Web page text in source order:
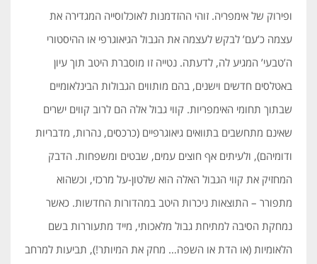
ופירוק של אימפריה. זוהי ההזדמנות לאוכלוסייה המגדירה את
עצמה כ’עם’ לבקש לעצמה את הגבול הגיאוגרפי או ההיסטורי
ה’טבעי’ המגיע לה, לדעתה. נטייה זו מוסברת היטב תוך עיון
באטלסים חדשים וישנים, בהם מותווים הגבולות הבינלאומיים
שבתוך תחומי האימפריות. קווי גבול אלה הם לרוב קווים ישרים
שאינם מתחשבים בתוואים גיאוגרפיים (כרכסים, נהרות, מדבריות
ודומיהם), ולעיתים אף חוצים עמים, שבטים ומשפחות. הדבק
המחזיק את קווי הגבול האלה הוא שלטון-על מרכזי, וכשהוא
מתפורר – התוצאות ניכרות היטב במהדורות החדשות. כאשר
נמחקת הסיבה למתיחת גבול מלאכותי, מייד מתעוררות בשם
הלאומיות (או הדת או השפה… מחק את המיותר!), תביעות למרחב